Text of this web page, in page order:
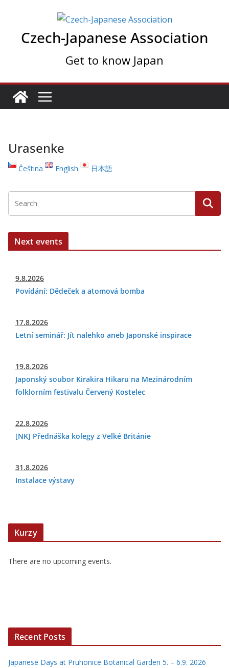
contentCzech-Japanese Association
Get to know Japan
Urasenke
Čeština English 日本語
Next events
9.8.2026
Povídání: Dědeček a atomová bomba
17.8.2026
Letní seminář: Jít nalehko aneb Japonské inspirace
19.8.2026
Japonský soubor Kirakira Hikaru na Mezinárodním
folklorním festivalu Červený Kostelec
22.8.2026
[NK] Přednáška kolegy z Velké Británie
31.8.2026
Instalace výstavy
Kurzy
There are no upcoming events.
Recent Posts
Japanese Days at Pruhonice Botanical Garden 5. – 6.9. 2026